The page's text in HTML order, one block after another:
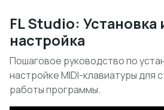
FL Studio: Установка
настройка
Пошаговое руководство по
настройке MIDI-клавиатуры для
работы программы.